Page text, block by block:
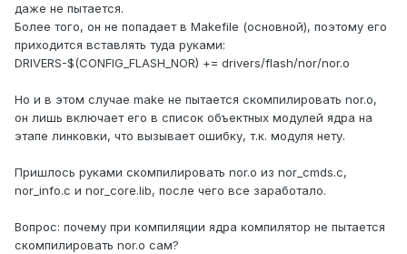
даже не пытается.
Более того, он не попадает в Makefile (основной), поэтому его
приходится вставлять туда руками:
DRIVERS-$(CONFIG_FLASH_NOR) += drivers/flash/nor/nor.o
Но и в этом случае make не пытается скомпилировать nor.o,
он лишь включает его в список объектных модулей ядра на
этапе линковки, что вызывает ошибку, т.к. модуля нету.
Пришлось руками скомпилировать nor.o из nor_cmds.c,
nor_info.c и nor_core.lib, после чего все заработало.
Вопрос: почему при компиляции ядра компилятор не пытается
скомпилировать nor.o сам?